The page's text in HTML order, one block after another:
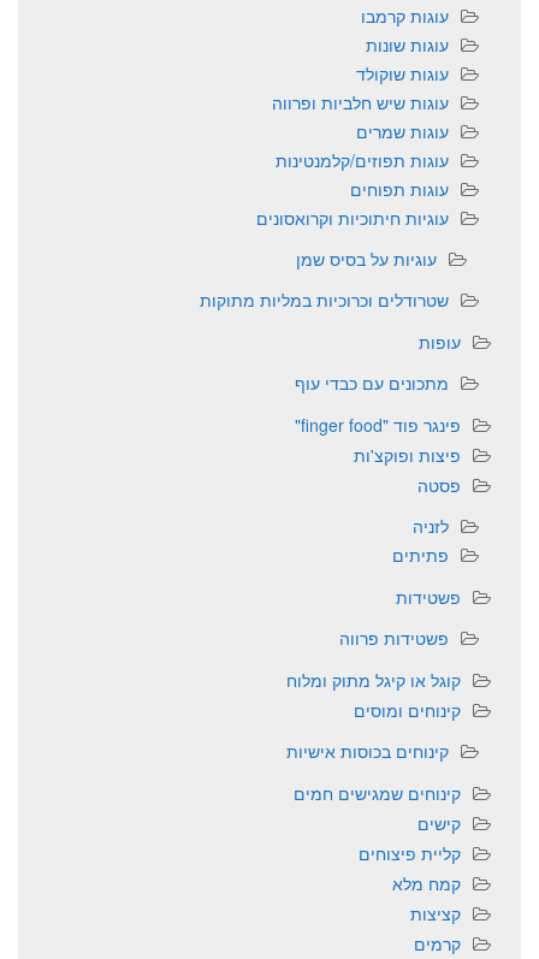
עוגות קרמבו
עוגות שונות
עוגות שוקולד
עוגות שיש חלביות ופרווה
עוגות שמרים
עוגות תפוזים/קלמנטינות
עוגות תפוחים
עוגיות חיתוכיות וקרואסונים
עוגיות על בסיס שמן
שטרודלים וכרוכיות במליות מתוקות
עופות
מתכונים עם כבדי עוף
פינגר פוד "finger food"
פיצות ופוקצ'ות
פסטה
לזניה
פתיתים
פשטידות
פשטידות פרווה
קוגל או קיגל מתוק ומלוח
קינוחים ומוסים
קינוחים בכוסות אישיות
קינוחים שמגישים חמים
קישים
קליית פיצוחים
קמח מלא
קציצות
קרמים